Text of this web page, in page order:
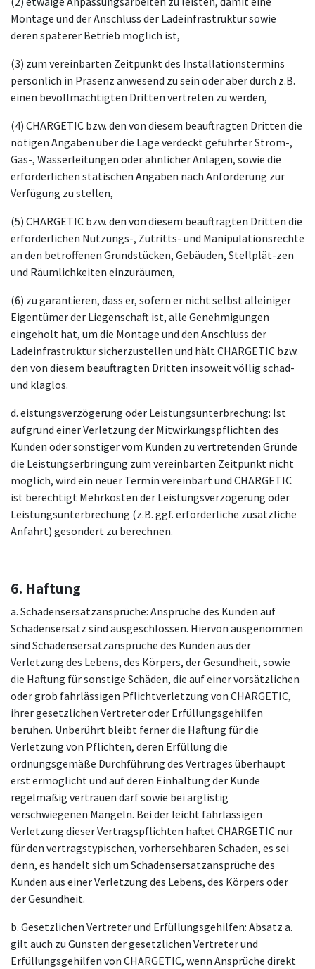
Montage und der Anschluss der Ladeinfrastruktur sowie
deren späterer Betrieb möglich ist,
(3) zum vereinbarten Zeitpunkt des Installationstermins
persönlich in Präsenz anwesend zu sein oder aber durch z.B.
einen bevollmächtigten Dritten vertreten zu werden,
(4) CHARGETIC bzw. den von diesem beauftragten Dritten die
nötigen Angaben über die Lage verdeckt geführter Strom-,
Gas-, Wasserleitungen oder ähnlicher Anlagen, sowie die
erforderlichen statischen Angaben nach Anforderung zur
Verfügung zu stellen,
(5) CHARGETIC bzw. den von diesem beauftragten Dritten die
erforderlichen Nutzungs-, Zutritts- und Manipulationsrechte
an den betroffenen Grundstücken, Gebäuden, Stellplät-zen
und Räumlichkeiten einzuräumen,
(6) zu garantieren, dass er, sofern er nicht selbst alleiniger
Eigentümer der Liegenschaft ist, alle Genehmigungen
eingeholt hat, um die Montage und den Anschluss der
Ladeinfrastruktur sicherzustellen und hält CHARGETIC bzw.
den von diesem beauftragten Dritten insoweit völlig schad-
und klaglos.
d. eistungsverzögerung oder Leistungsunterbrechung: Ist
aufgrund einer Verletzung der Mitwirkungspflichten des
Kunden oder sonstiger vom Kunden zu vertretenden Gründe
die Leistungserbringung zum vereinbarten Zeitpunkt nicht
möglich, wird ein neuer Termin vereinbart und CHARGETIC
ist berechtigt Mehrkosten der Leistungsverzögerung oder
Leistungsunterbrechung (z.B. ggf. erforderliche zusätzliche
Anfahrt) gesondert zu berechnen.
6. Haftung
a. Schadensersatzansprüche: Ansprüche des Kunden auf
Schadensersatz sind ausgeschlossen. Hiervon ausgenommen
sind Schadensersatzansprüche des Kunden aus der
Verletzung des Lebens, des Körpers, der Gesundheit, sowie
die Haftung für sonstige Schäden, die auf einer vorsätzlichen
oder grob fahrlässigen Pflichtverletzung von CHARGETIC,
ihrer gesetzlichen Vertreter oder Erfüllungsgehilfen
beruhen. Unberührt bleibt ferner die Haftung für die
Verletzung von Pflichten, deren Erfüllung die
ordnungsgemäße Durchführung des Vertrages überhaupt
erst ermöglicht und auf deren Einhaltung der Kunde
regelmäßig vertrauen darf sowie bei arglistig
verschwiegenen Mängeln. Bei der leicht fahrlässigen
Verletzung dieser Vertragspflichten haftet CHARGETIC nur
für den vertragstypischen, vorhersehbaren Schaden, es sei
denn, es handelt sich um Schadensersatzansprüche des
Kunden aus einer Verletzung des Lebens, des Körpers oder
der Gesundheit.
b. Gesetzlichen Vertreter und Erfüllungsgehilfen: Absatz a.
gilt auch zu Gunsten der gesetzlichen Vertreter und
Erfüllungsgehilfen von CHARGETIC, wenn Ansprüche direkt